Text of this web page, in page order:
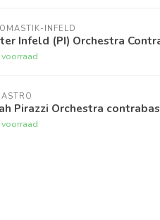
INFELD
Infeld (PI) Orchestra
Pirazzi Orchestra